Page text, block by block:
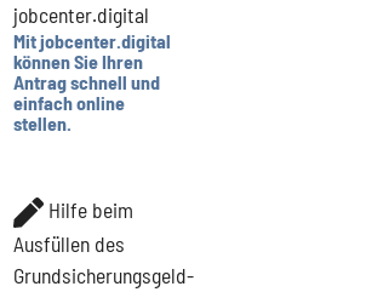
jobcenter.digital
Mitjobcenter.digital
können Sie Ihren
Antrag schnell und
einfach online
stellen.
Hilfe beim
Ausfüllen des
Grundsicherungsgeld-